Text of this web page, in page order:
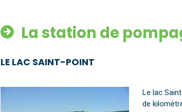
La station de
LE LAC SAINT-POINT
Le lac
de